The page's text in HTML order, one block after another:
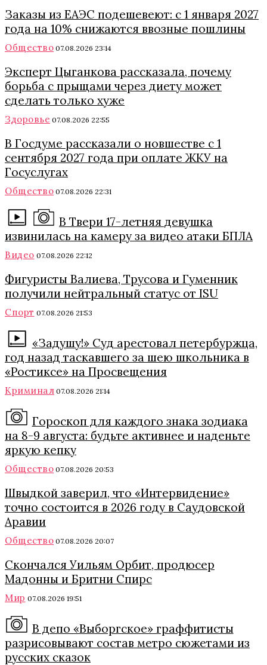
Заказы из ЕАЭС подешевеют: с 1 января 2027
года на 10% снижаются ввозные пошлины
Общество 07.08.2026 23:14
Эксперт Цыганкова рассказала, почему
борьба с прыщами через диету может
сделать только хуже
Здоровье 07.08.2026 22:55
В Госдуме рассказали о новшестве с 1
сентября 2027 года при оплате ЖКУ на
Госуслугах
Общество 07.08.2026 22:31
В Твери 17-летняя девушка
извинилась на камеру за видео атаки БПЛА
Видео 07.08.2026 22:12
Фигуристы Валиева, Трусова и Гуменник
получили нейтральный статус от ISU
Спорт 07.08.2026 21:53
«Задушу!» Суд арестовал петербуржца,
год назад таскавшего за шею школьника в
«Ростиксе» на Просвещения
Криминал 07.08.2026 21:14
Гороскоп для каждого знака зодиака
на 8-9 августа: будьте активнее и наденьте
яркую кепку
Общество 07.08.2026 20:53
Швыдкой заверил, что «Интервидение»
точно состоится в 2026 году в Саудовской
Аравии
Общество 07.08.2026 20:07
Скончался Уильям Орбит, продюсер
Мадонны и Бритни Спирс
Мир 07.08.2026 19:51
В депо «Выборгское» граффитисты
разрисовывают состав метро сюжетами из
русских сказок